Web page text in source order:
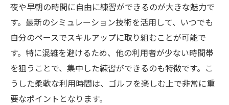
最新のシミュレーション技術を駆使した厚木市
鳶尾のインドアゴルフスクール
リアルなプレイ感覚を提供するシミュレー
ター
技術革新がもたらす新しい練習体験
デジタルゴルフでスキルを磨く
夜や早朝の時間に自由に練習ができるのが大きな魅力で
す。最新のシミュレーション技術を活用して、いつでも
自分のペースでスキルアップに取り組むことが可能で
す。特に混雑を避けるため、他の利用者が少ない時間帯
を狙うことで、集中した練習ができるのも特徴です。こ
うした柔軟な利用時間は、ゴルフを楽しむ上で非常に重
要なポイントとなります。